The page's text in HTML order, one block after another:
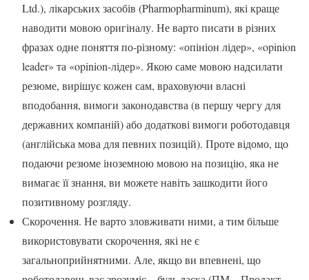
Ltd.), лікарських засобів (Pharmopharminum), які краще
наводити мовою оригіналу. Не варто писати в різних
фразах одне поняття по-різному: «опініон лідер», «opinion
leader» та «opinion-лідер». Якою саме мовою надсилати
резюме, вирішує кожен сам, враховуючи власні
вподобання, вимоги законодавства (в першу чергу для
державних компаній) або додаткові вимоги роботодавця
(англійська мова для певних позицій). Проте відомо, що
подаючи резюме іноземною мовою на позицію, яка не
вимагає її знання, ви можете навіть зашкодити його
позитивному розгляду.
Скорочення. Не варто зловживати ними, а тим більше
використовувати скорочення, які не є
загальноприйнятними. Але, якщо ви впевнені, що